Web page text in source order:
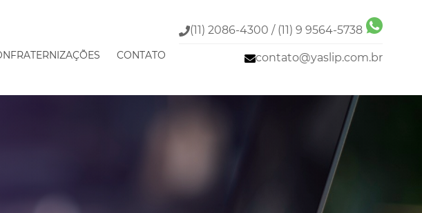
(11) 2086-4300 / (11) 9 9564-5738
contato@yaslip.com.br
CONTATO